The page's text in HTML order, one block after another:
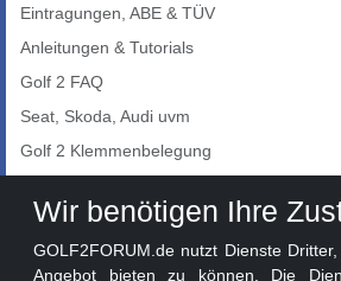
Eintragungen, ABE & TÜV
Anleitungen & Tutorials
Golf 2 FAQ
Seat, Skoda, Audi uvm
Golf 2 Klemmenbelegung
Auto-Showroom
Golf 2 Lackcodes
Wir benötigen Ihre
GOLF2FORUM.de nutzt Dienste
Angebot bieten zu können. Die